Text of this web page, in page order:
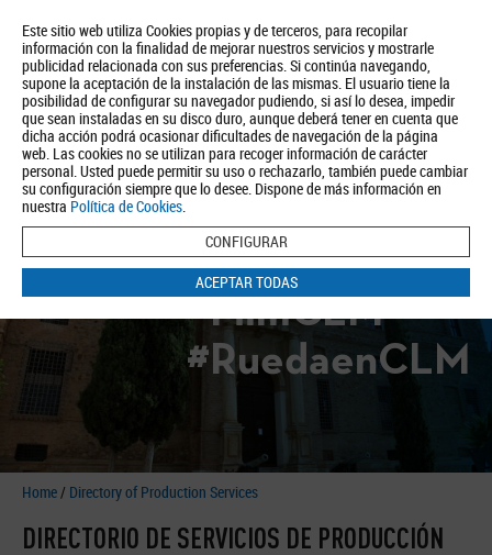
Este sitio web utiliza Cookies propias y de terceros, para recopilar
información con la finalidad de mejorar nuestros servicios y mostrarle
publicidad relacionada con sus preferencias. Si continúa navegando,
supone la aceptación de la instalación de las mismas. El usuario tiene la
posibilidad de configurar su navegador pudiendo, si así lo desea, impedir
que sean instaladas en su disco duro, aunque deberá tener en cuenta que
dicha acción podrá ocasionar dificultades de navegación de la página
web. Las cookies no se utilizan para recoger información de carácter
personal. Usted puede permitir su uso o rechazarlo, también puede cambiar
su configuración siempre que lo desee. Dispone de más información en
nuestra Política de Cookies.
CONFIGURAR
ACEPTAR TODAS
About us Tourism Política de Privacidad Aviso Legal Política de Cookies
BUSCAR
#FilmCLM
#RuedaenCLM
Home/ Directory of Production Services
DIRECTORIO DE SERVICIOS DE PRODUCCIÓN